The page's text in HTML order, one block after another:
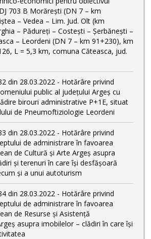
703 B Morărești (DN 7 – km
– Vedea – Lim. Jud. Olt (km
– Pădureți – Costești – Șerbănești –
– Leordeni (DN 7 – km 91+230), km
L = 5,3 km, comuna Căteasca, jud.
din 28.03.2022 - Hotărâre privind
public al judeţului Argeş cu
birouri administrative P+1E, situat
de Pneumoftiziologie Leordeni
din 28.03.2022 - Hotărâre privind
de administrare în favoarea
de Cultură și Arte Argeș asupra
și terenuri în care își desfășoară
și a unui autoturism
din 28.03.2022 - Hotărâre privind
de administrare în favoarea
de Resurse și Asistență
asupra imobilelor – clădiri în care își